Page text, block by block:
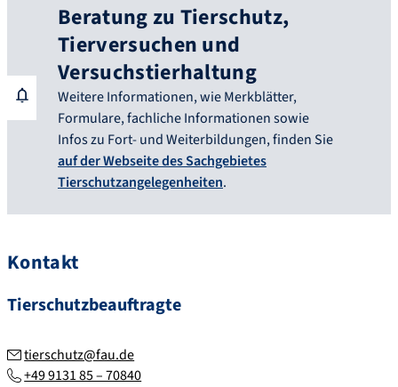
Beratung zu Tierschutz,
Tierversuchen und
Versuchstierhaltung
Weitere Informationen, wie Merkblätter,
Formulare, fachliche Informationen sowie
Infos zu Fort- und Weiterbildungen, finden Sie
auf der Webseite des Sachgebietes
Tierschutzangelegenheiten.
Kontakt
Tierschutzbeauftragte
tierschutz@fau.de
+49 9131 85 – 70840